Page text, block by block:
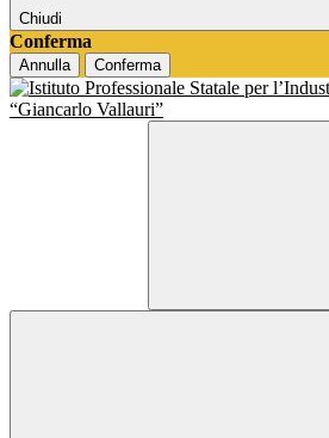
Chiudi
Conferma
Annulla Conferma